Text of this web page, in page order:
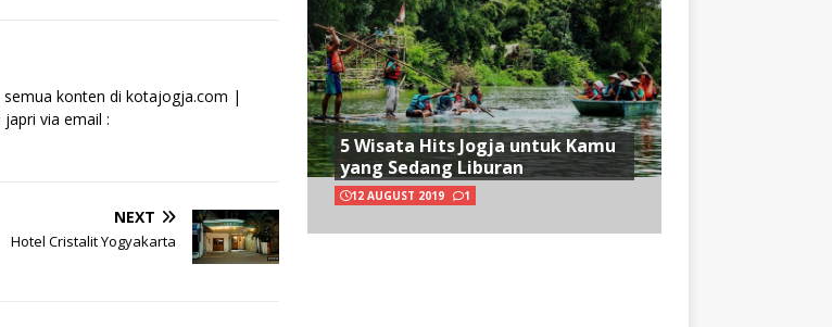
konten di kotajogja.com |
via email :
NEXT
Hotel Cristalit Yogyakarta
5 Wisata Hits Jogja untuk Kamu
yang Sedang Liburan
12 AUGUST 2019 1